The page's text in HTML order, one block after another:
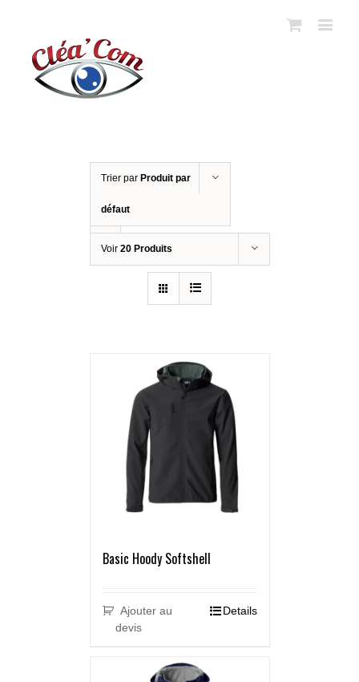
Trier par Produit par
défaut
Voir 20 Produits
Basic Hoody Softshell
Ajouter au
devis
Details